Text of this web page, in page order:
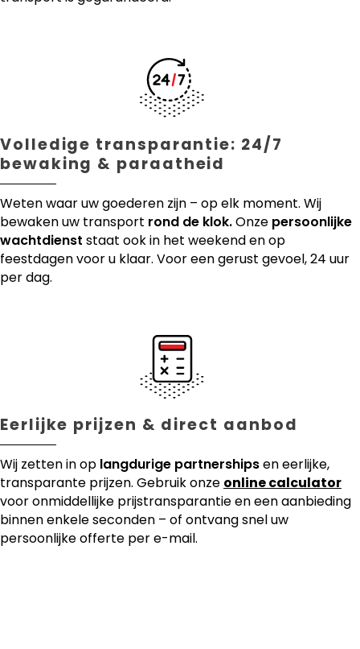
Volledige transparantie: 24/7
bewaking & paraatheid
Weten waar uw goederen zijn – op elk moment. Wij
bewaken uw transport rond de klok.Onze persoonlijke
wachtdienst staat ook in het weekend en op
feestdagen voor u klaar. Voor een gerust gevoel, 24 uur
per dag.
Eerlijke prijzen & direct aanbod
Wij zetten in op langdurige partnershipsen eerlijke,
transparante prijzen. Gebruik onze online calculator
voor onmiddellijke prijstransparantie en een aanbieding
binnen enkele seconden – of ontvang snel uw
persoonlijke offerte per e-mail.